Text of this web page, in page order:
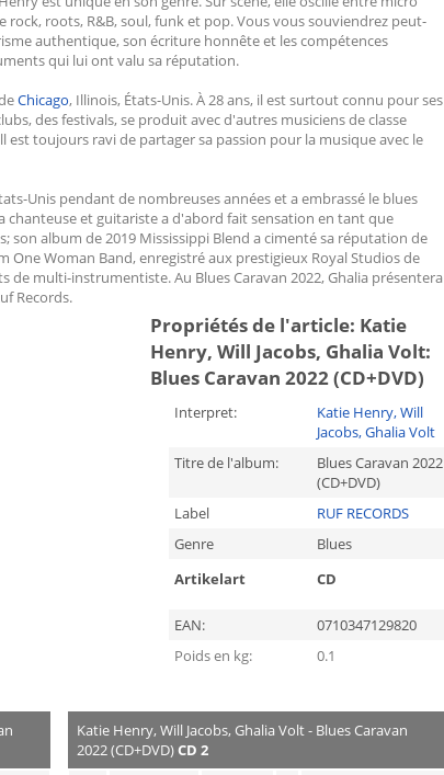
rock, roots, R&B, soul, funk et pop. Vous vous souviendrez peut-
authentique, son écriture honnête et les compétences
qui lui ont valu sa réputation.
Chicago, Illinois, États-Unis. À 28 ans, il est surtout connu pour ses
des festivals, se produit avec d'autres musiciens de classe
est toujours ravi de partager sa passion pour la musique avec le
Unis pendant de nombreuses années et a embrassé le blues
et guitariste a d'abord fait sensation en tant que
son album de 2019 Mississippi Blend a cimenté sa réputation de
Woman Band, enregistré aux prestigieux Royal Studios de
de multi-instrumentiste. Au Blues Caravan 2022, Ghalia présentera
Records.
Propriétés de l'article: Katie
Henry, Will Jacobs, Ghalia Volt:
Blues Caravan 2022 (CD+DVD)
Interpret:
Katie Henry, Will
Jacobs, Ghalia Volt
Titre de l'album:
Blues Caravan 2022
(CD+DVD)
Label
RUF RECORDS
Genre
Blues
Artikelart
CD
EAN:
0710347129820
Poids en kg:
0.1
Katie Henry, Will Jacobs, Ghalia Volt - Blues Caravan
2022 (CD+DVD)CD 2